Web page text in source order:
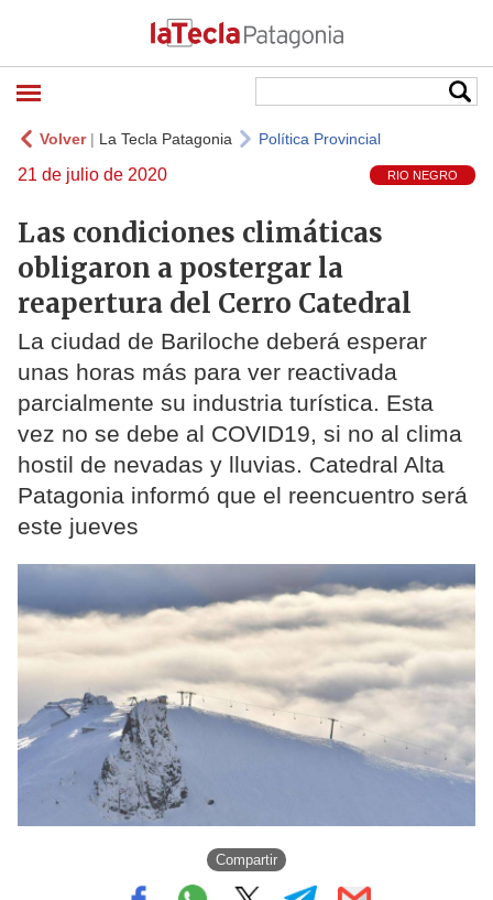
Volver| La Tecla Patagonia Política Provincial
21 de julio de 2020 RIO NEGRO
Las condiciones climáticas
obligaron a postergar la
reapertura del Cerro Catedral
La ciudad de Bariloche deberá esperar
unas horas más para ver reactivada
parcialmente su industria turística. Esta
vez no se debe al COVID19, si no al clima
hostil de nevadas y lluvias. Catedral Alta
Patagonia informó que el reencuentro será
este jueves
Compartir